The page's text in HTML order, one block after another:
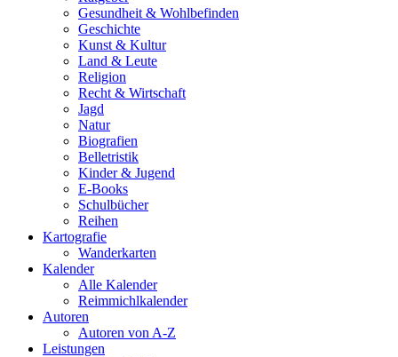
Gesundheit & Wohlbefinden
Geschichte
Kunst & Kultur
Land & Leute
Religion
Recht & Wirtschaft
Jagd
Natur
Biografien
Belletristik
Kinder & Jugend
E-Books
Schulbücher
Reihen
Kartografie
Wanderkarten
Kalender
Alle Kalender
Reimmichlkalender
Autoren
Autoren von A-Z
Leistungen